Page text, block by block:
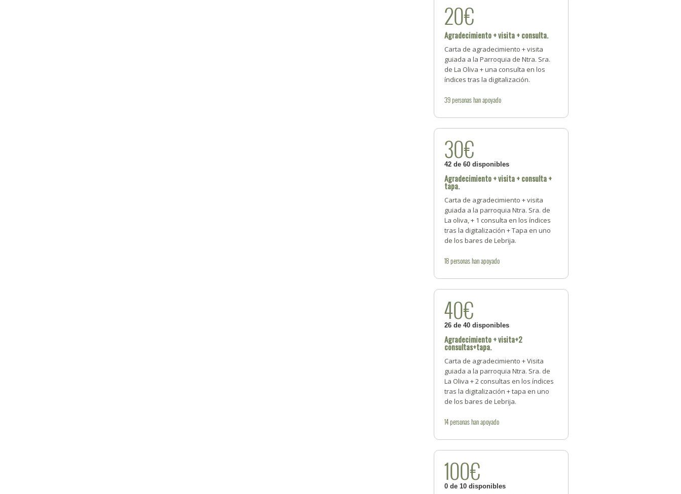
20€
Agradecimiento + visita + consulta.
Carta de agradecimiento + visita
guiada a la Parroquia de Ntra. Sra.
de La Oliva + una consulta en los
índices tras la digitalización.
39personashan apoyado
30€
42 de 60 disponibles
Agradecimiento + visita + consulta +
tapa.
Carta de agradecimiento + visita
guiada a la parroquia Ntra. Sra. de
La oliva, + 1 consulta en los índices
tras la digitalización + Tapa en uno
de los bares de Lebrija.
18personashan apoyado
40€
26 de 40 disponibles
Agradecimiento + visita+2
consultas+tapa.
Carta de agradecimiento + Visita
guiada a la parroquia Ntra. Sra. de
La Oliva + 2 consultas en los índices
tras la digitalización + tapa en uno
de los bares de Lebrija.
14personashan apoyado
100€
0 de 10 disponibles